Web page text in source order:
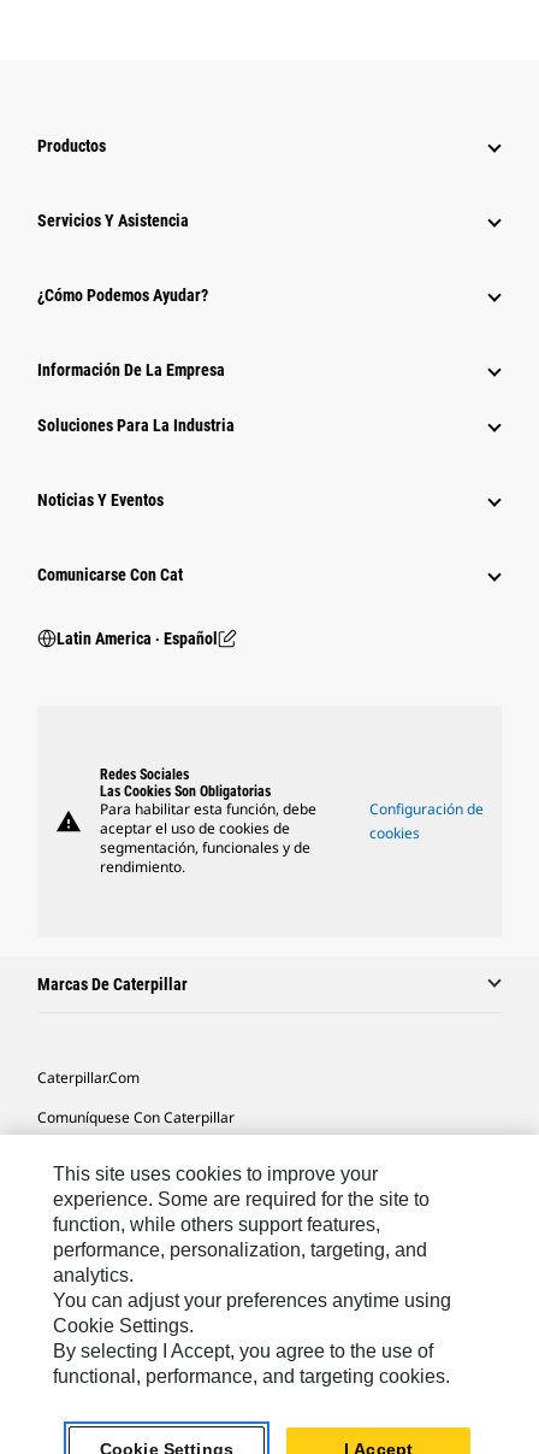
Productos
Servicios Y Asistencia
¿Cómo Podemos Ayudar?
Información De La Empresa
Soluciones Para La Industria
Noticias Y Eventos
Comunicarse Con Cat
Latin America ‧ Español
warning
Redes Sociales
Las Cookies Son Obligatorias
Para habilitar esta función, debe
aceptar el uso de cookies de
segmentación, funcionales y de
rendimiento.
Configuración de
cookies
Marcas De Caterpillar
Caterpillar.com
Comuníquese Con Caterpillar
Mapa Del Sitio
Cookie Settings
Avisos Legales
Privacidad
© 2026 Caterpillar. Todos los derechos
This site uses cookies to improve your
experience. Some are required for the site to
function, while others support features,
performance, personalization, targeting, and
analytics.
You can adjust your preferences anytime using
Cookie Settings.
By selecting I Accept, you agree to the use of
functional, performance, and targeting cookies.
Cookie Settings I Accept